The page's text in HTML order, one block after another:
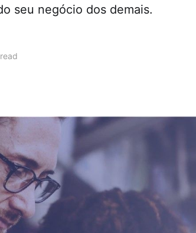
seu negócio dos demais.